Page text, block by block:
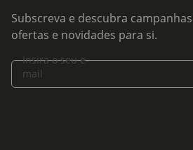
Subscreva e descubra
ofertas e novidades para si.
Insira o seu e-
mail